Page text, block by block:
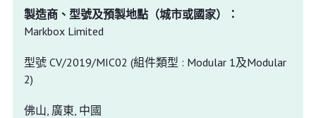
Markbox Limited
型號 CV/2019/MIC02 (組件類型 : Modular 1及Modular
2)
佛山, 廣東, 中國